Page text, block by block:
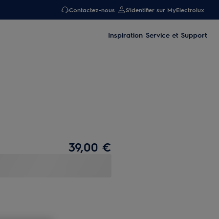
Contactez-nous S'identifier sur MyElectrolux
Inspiration Service et Support
39,00 €